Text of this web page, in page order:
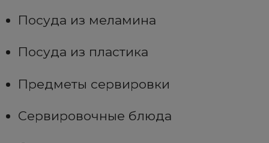
Посуда из меламина
Посуда из пластика
Предметы сервировки
Сервировочные блюда